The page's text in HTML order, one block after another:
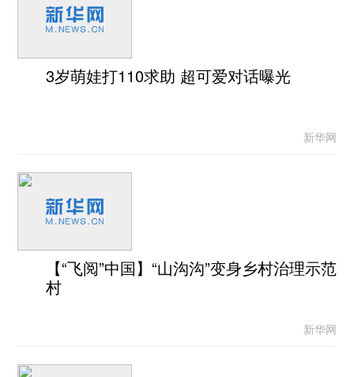
3岁萌娃打110求助 超可爱对话曝光
新华网
【“飞阅”中国】“山沟沟”变身乡村治理示范
村
新华网